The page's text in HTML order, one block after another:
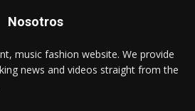
Nosotros
music fashion website. We provide
news and videos straight from the